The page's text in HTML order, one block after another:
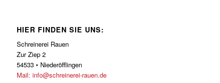
HIER FINDEN SIE UNS:
Schreinerei Rauen
Zur Ziep 2
54533 • Niederöfflingen
Mail: info@schreinerei-rauen.de